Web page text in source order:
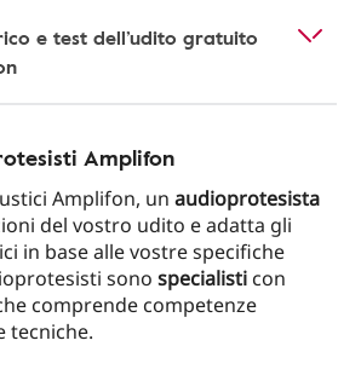
e test dell’udito gratuito
Amplifon
Amplifon, un audioprotesista
del vostro udito e adatta gli
in base alle vostre specifiche
sono specialisti con
comprende competenze
tecniche.